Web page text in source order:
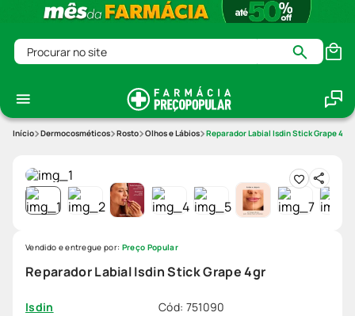
Procurar no site
Dermocosméticos Rosto Olhos e Lábios Reparador Labial Isdin Stick Grape 4gr
Reparador Labial Isdin Stick Grape 4gr
Isdin Cód: 751090
Vendido e entregue por: Preço Popular